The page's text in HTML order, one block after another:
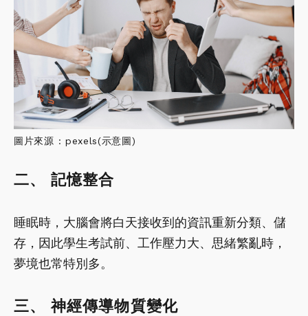
圖片來源 : pexels(示意圖)
二、 記憶整合
睡眠時，大腦會將白天接收到的資訊重新分類、儲
存，因此學生考試前、工作壓力大、思緒繁亂時，
夢境也常特別多。
三、 神經傳導物質變化